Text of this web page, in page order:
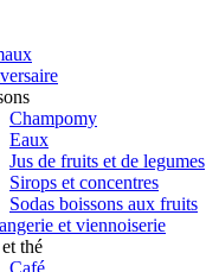
Champomy
Eaux
Jus de fruits et de legumes
Sirops et concentres
Sodas boissons aux fruits
et viennoiserie
thé